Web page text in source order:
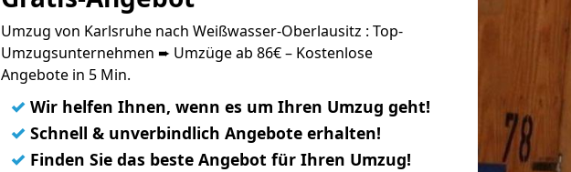
Umzug von Karlsruhe nach Weißwasser-Oberlausitz : Top-
Umzugsunternehmen ➨ Umzüge ab 86€ – Kostenlose
Angebote in 5 Min.
✓ Wir helfen Ihnen, wenn es um Ihren Umzug geht!
✓ Schnell & unverbindlich Angebote erhalten!
✓ Finden Sie das beste Angebot für Ihren Umzug!